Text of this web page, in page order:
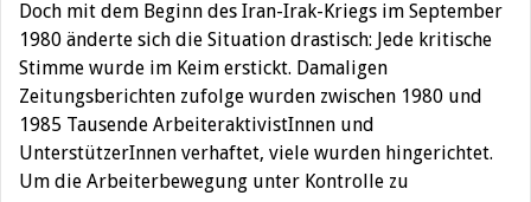
Doch mit dem Beginn des Iran-Irak-Kriegs im September
1980 änderte sich die Situation drastisch: Jede kritische
Stimme wurde im Keim erstickt. Damaligen
Zeitungsberichten zufolge wurden zwischen 1980 und
1985 Tausende ArbeiteraktivistInnen und
UnterstützerInnen verhaftet, viele wurden hingerichtet.
Um die Arbeiterbewegung unter Kontrolle zu